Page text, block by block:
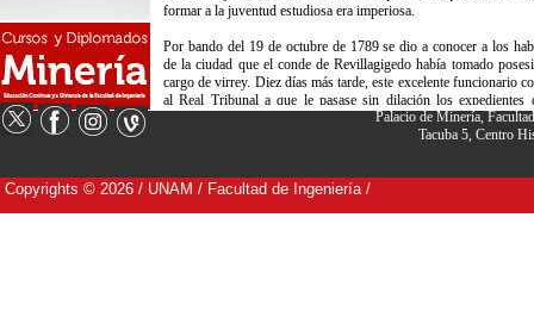
Palacio de Minería,
Tacuba 5, Centro
Copyrights © 2026 / UNAM / Facultad de Ingeniería /